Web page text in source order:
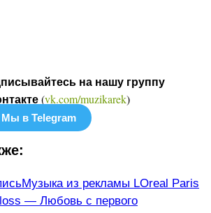
на нашу группу
(vk.com/muzikarek)
Мы в Telegram
Музыка из рекламы LOreal Paris
— Любовь с первого